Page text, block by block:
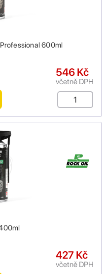
600ml
546 Kč
včetně DPH
427 Kč
včetně DPH